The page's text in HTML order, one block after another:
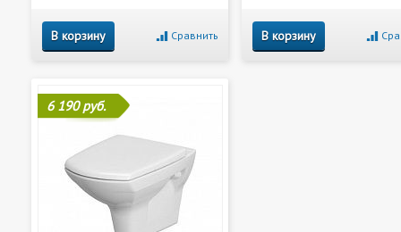
В корзину Сравнить В корзину
6 190 руб.